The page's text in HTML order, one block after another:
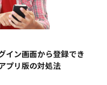
イン画面から登録でき
プリ版の対処法